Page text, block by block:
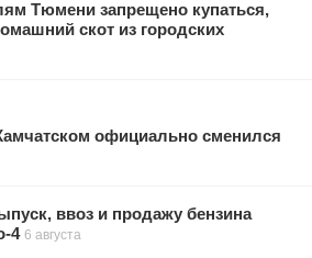
Тюмени запрещено купаться,
скот из городских
официально сменился
ввоз и продажу бензина
4 6 августа